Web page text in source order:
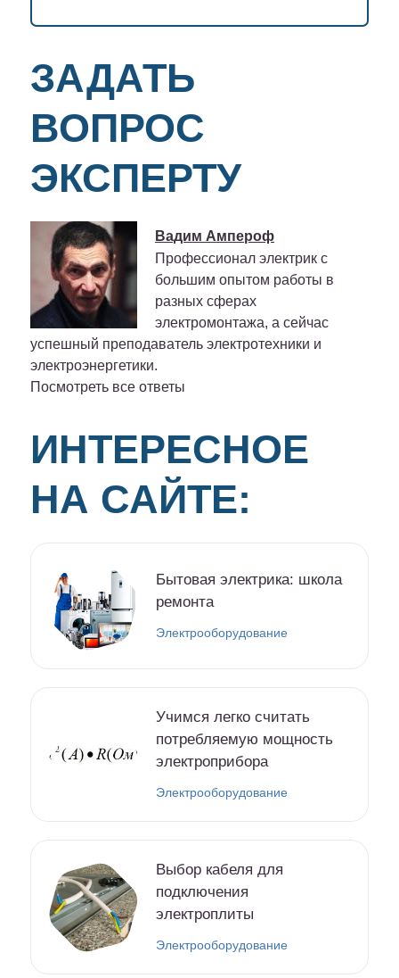
ЗАДАТЬ
ВОПРОС
ЭКСПЕРТУ
Вадим Ампероф
Профессионал электрик с
большим опытом работы в
разных сферах
электромонтажа, а сейчас
успешный преподаватель электротехники и
электроэнергетики.
Посмотреть все ответы
ИНТЕРЕСНОЕ
НА САЙТЕ:
Бытовая электрика: школа
ремонта
Электрооборудование
Учимся легко считать
потребляемую мощность
электроприбора
Электрооборудование
Выбор кабеля для
подключения
электроплиты
Электрооборудование